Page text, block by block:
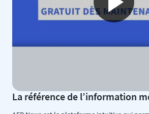
La référence de l’information